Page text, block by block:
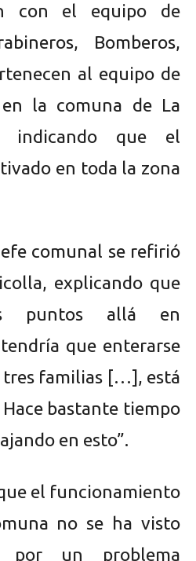
con el equipo de
Bomberos,
al equipo de
la comuna de La
indicando que el
en toda la zona
comunal se refirió
explicando que
puntos allá en
que enterarse
tres familias […], está
bastante tiempo
en esto”.
el funcionamiento
no se ha visto
por un problema